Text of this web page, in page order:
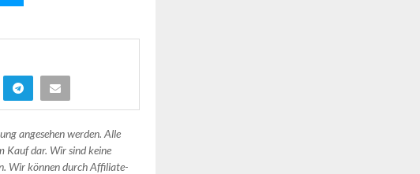
angesehen werden. Alle
Kauf dar. Wir sind keine
Wir können durch Affiliate-